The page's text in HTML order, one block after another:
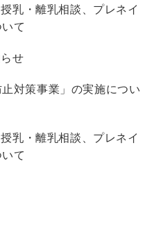
乳・離乳相談、プレネイ
て
せ
対策事業」の実施につい
乳・離乳相談、プレネイ
て